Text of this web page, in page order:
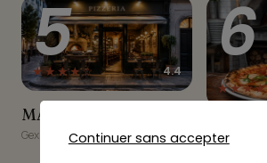
MAMMA MIA
5
★★★★☆ 4.4
MAMMA MIA
Gex
6
PIZZA 4
GEX
Continuer sans accepter